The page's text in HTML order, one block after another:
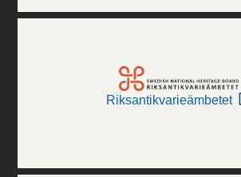
Riksantikvarieämbetet